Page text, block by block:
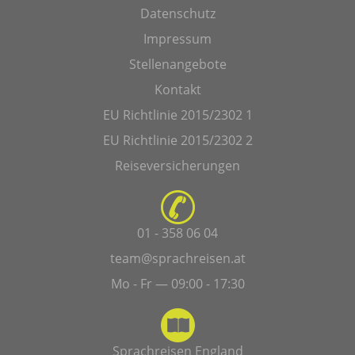
Datenschutz
Impressum
Stellenangebote
Kontakt
EU Richtlinie 2015/2302 1
EU Richtlinie 2015/2302 2
Reiseversicherungen
01 - 358 06 04
team@sprachreisen.at
Mo - Fr — 09:00 - 17:30
Sprachreisen England